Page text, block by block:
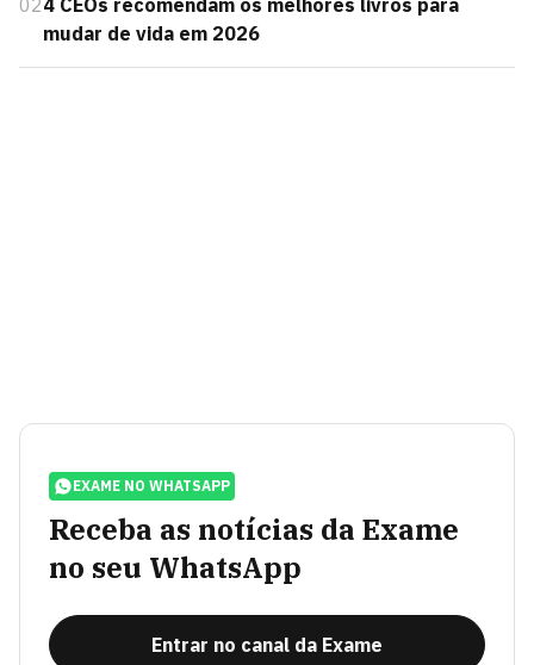
024 CEOs recomendam os melhores livros para
mudar de vida em 2026
EXAME NO WHATSAPP
Receba as notícias da Exame
no seu WhatsApp
Entrar no canal da Exame